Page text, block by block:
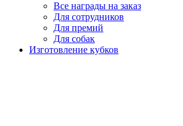
Все награды на заказ
Для сотрудников
Для премий
Для собак
Изготовление кубков